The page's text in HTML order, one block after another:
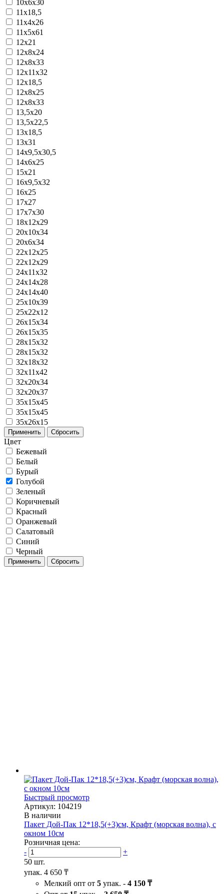
10х6х30
11х18,5
11х4х26
11х5х61
12x21
12x8x24
12x8x33
12х11х32
12х18,5
12х8х25
12х8х33
13,5х20
13,5х22,5
13х18,5
13х31
14x9,5x30,5
14х6х25
15x21
16x9,5x32
16х25
17х27
17х7х30
18х12х29
20х10х34
20х6х34
22х12х25
22х12х29
24х11х32
24х14х28
24х14х40
25х10х39
25х22х12
26х15х34
26х15х35
28x15x32
28х15х32
32x18x32
32х11х42
32х20х34
32х20х37
35x15x45
35х15х45
35х26х15
Применить Сбросить
Цвет
Бежевый
Белый
Бурый
Голубой
Зеленый
Коричневый
Красный
Оранжевый
Салатовый
Синий
Черный
Применить Сбросить
Быстрый просмотр
Артикул: 104219
В наличии
Пакет Дой-Пак 12*18,5(+3)см, Крафт (морская волна), с
окном 10см
Розничная цена:
-
+
50 шт.
упак. 4 650 ₸
Мелкий опт от 5 упак. - 4 150 ₸